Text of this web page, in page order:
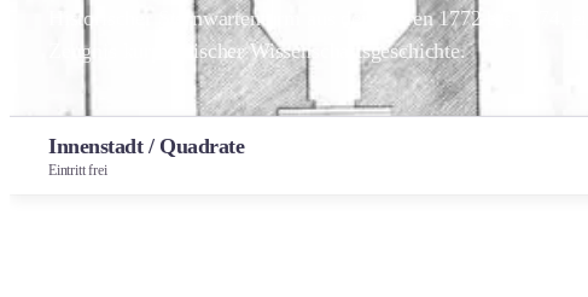
Historischer Sternwartenturm aus den Jahren 1772 bis 1774, ein
Zeugnis kurpfälzischer Wissenschaftsgeschichte.
Innenstadt / Quadrate
Eintritt frei